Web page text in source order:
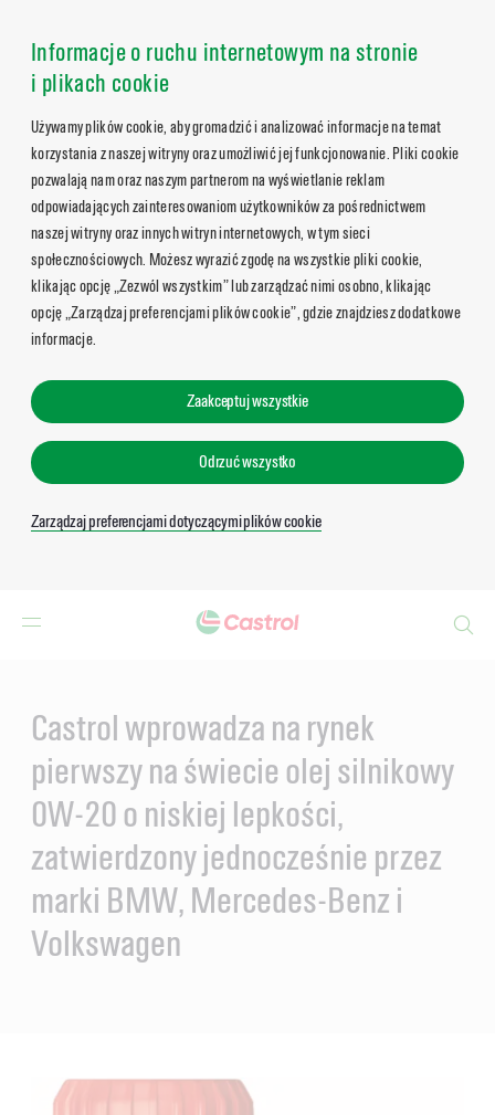
Informacje o ruchu internetowym na stronie
i plikach cookie
Używamy plików cookie, aby gromadzić i analizować informacje na temat
korzystania z naszej witryny oraz umożliwić jej funkcjonowanie. Pliki cookie
pozwalają nam oraz naszym partnerom na wyświetlanie reklam
odpowiadających zainteresowaniom użytkowników za pośrednictwem
naszej witryny oraz innych witryn internetowych, w tym sieci
społecznościowych. Możesz wyrazić zgodę na wszystkie pliki cookie,
klikając opcję „Zezwól wszystkim” lub zarządzać nimi osobno, klikając
opcję „Zarządzaj preferencjami plików cookie”, gdzie znajdziesz dodatkowe
informacje.
Zaakceptuj wszystkie
Odrzuć wszystko
Zarządzaj preferencjami dotyczącymi plików cookie
Castrol wprowadza na rynek
pierwszy na świecie olej silnikowy
0W-20 o niskiej lepkości,
zatwierdzony jednocześnie przez
marki BMW, Mercedes-Benz i
Volkswagen